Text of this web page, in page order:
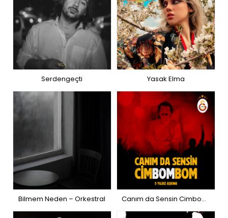
Serdengeçti Yasak Elma
Bilmem Neden – Orkestral Canım da Sensin Cimbombom (5 Yıldız Aşkına)